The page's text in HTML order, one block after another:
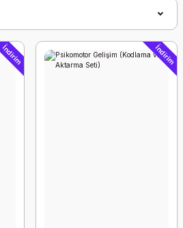
İndirim İndirim